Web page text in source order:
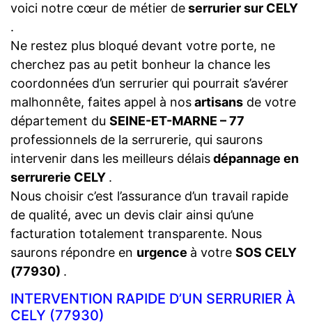
voici notre cœur de métier deserrurier sur CELY
.
Ne restez plus bloqué devant votre porte, ne
cherchez pas au petit bonheur la chance les
coordonnées d’un serrurier qui pourrait s’avérer
malhonnête, faites appel à nosartisans de votre
département du SEINE-ET-MARNE – 77
professionnels de la serrurerie, qui saurons
intervenir dans les meilleurs délaisdépannage en
serrurerie CELY .
Nous choisir c’est l’assurance d’un travail rapide
de qualité, avec un devis clair ainsi qu’une
facturation totalement transparente. Nous
saurons répondre en urgence à votre SOS CELY
(77930) .
INTERVENTION RAPIDE D’UN SERRURIER À
CELY (77930)